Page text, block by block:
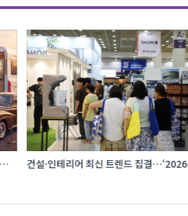
건설·인테리어 최신 트렌드 집결…‘2026